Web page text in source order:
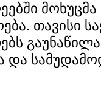
თავისი
და